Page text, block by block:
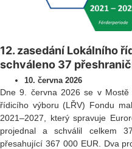
12. zasedání Lokálního
schváleno 37
10. června 2026
Dne 9. června 2026 se v
řídicího výboru (LŘV) Fondu
2021–2027, který spravuje
projednal a schválil celkem
přesahující 367 000 EUR. Dva